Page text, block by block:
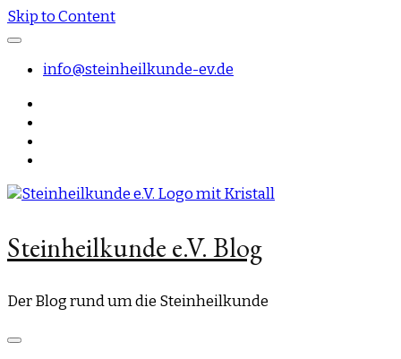
Skip to Content
info@steinheilkunde-ev.de
Steinheilkunde e.V. Blog
Der Blog rund um die Steinheilkunde